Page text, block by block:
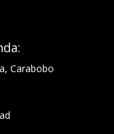
Carabobo